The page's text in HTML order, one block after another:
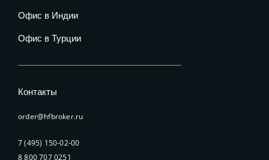
Офис в Индии
Офис в Турции
Контакты
order@hfbroker.ru
7 (495) 150-02-00
8 800 707 0251